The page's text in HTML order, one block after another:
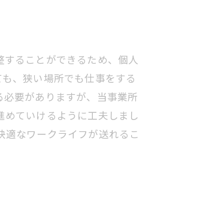
ることができるため、個人
、狭い場所でも仕事をする
要がありますが、当事業所
ていけるように工夫しまし
なワークライフが送れるこ